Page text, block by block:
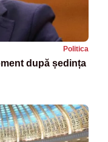
Politica
după ședința